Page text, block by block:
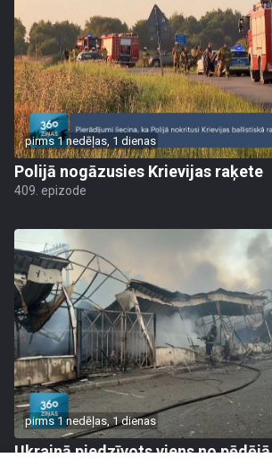
pirms 1 nedēļas, 1 dienas
Polijā nogāzusies Krievijas raķete
409. epizode
pirms 1 nedēļas, 1 dienas
Ukrainā piedzīvots viens no